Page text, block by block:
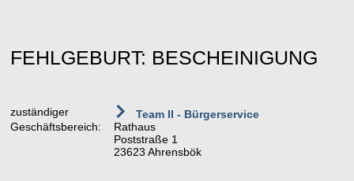
FEHLGEBURT: BESCHEINIGUNG
zuständiger
Geschäftsbereich:
Team II - Bürgerservice
Rathaus
Poststraße 1
23623 Ahrensbök